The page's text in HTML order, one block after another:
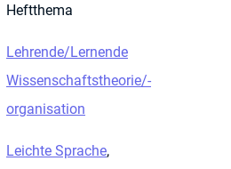
Heftthema
Lehrende/Lernende
Wissenschaftstheorie/-
organisation
Leichte Sprache,